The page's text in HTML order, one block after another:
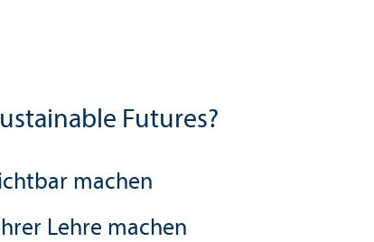
Futures?
machen
Lehre machen